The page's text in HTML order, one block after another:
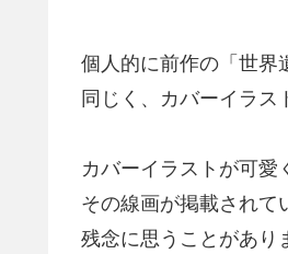
個人的に前作の「世
同じく、カバーイラ
カバーイラストが可愛
その線画が掲載されて
残念に思うことがあり